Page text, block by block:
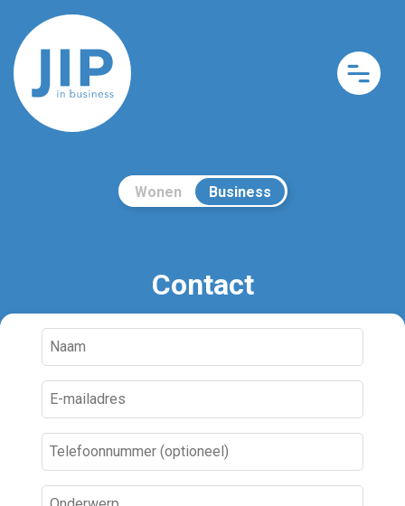
Wonen Business
Contact